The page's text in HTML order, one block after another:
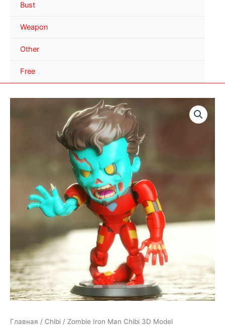
Bust
Weapon
Other
Free
Главная / Chibi / Zombie Iron Man Chibi 3D Model